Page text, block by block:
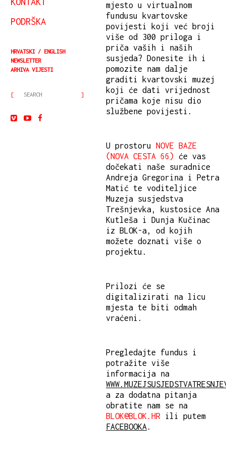
PODRŠKA
HRVATSKI
ENGLISH
NEWSLETTER
ARHIVA VIJESTI
mjesto u virtualnom
fundusu kvartovske
povijesti koji već broji
više od 300 priloga i
priča vaših i naših
susjeda? Donesite ih i
pomozite nam dalje
graditi kvartovski muzej
koji će dati vrijednost
pričama koje nisu dio
službene povijesti.
U prostoru NOVE BAZE
(NOVA CESTA 66)
će vas
dočekati naše suradnice
Andreja Gregorina i Petra
Matić te voditeljice
Muzeja susjedstva
Trešnjevka, kustosice Ana
Kutleša i Dunja Kučinac
iz BLOK-a, od kojih
možete doznati više o
projektu.
Prilozi će se
digitalizirati na licu
mjesta te biti odmah
vraćeni.
Pregledajte fundus i
potražite više
informacija na
a za dodatna pitanja
obratite nam se na
BLOK@BLOK.HR ili putem
FACEBOOKA